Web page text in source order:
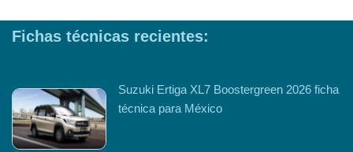
Fichas técnicas recientes:
Suzuki Ertiga XL7 Boostergreen 2026 ficha
técnica para México